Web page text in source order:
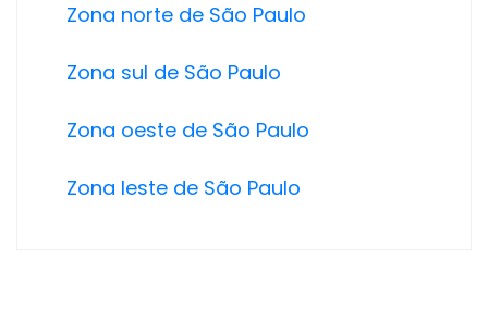
Zona norte de São Paulo
Zona sul de São Paulo
Zona oeste de São Paulo
Zona leste de São Paulo